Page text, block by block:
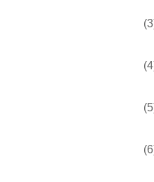
(3)
(4)
(5)
(6)